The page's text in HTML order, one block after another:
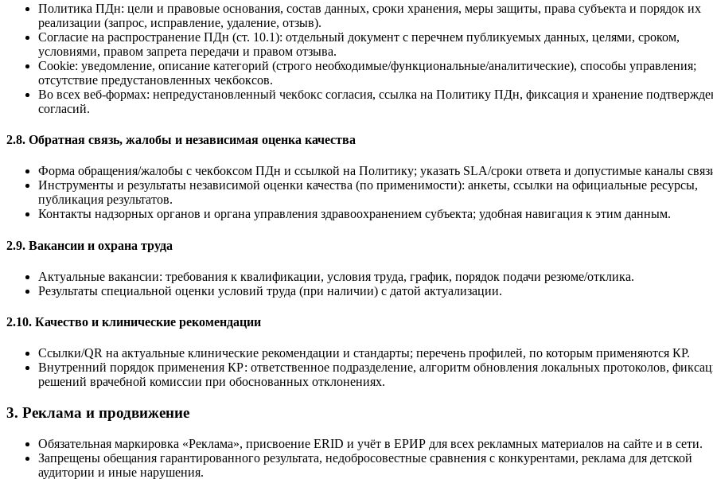
Политика ПДн: цели и правовые основания, состав данных, сроки хранения, меры защиты, права субъекта и порядок их
реализации (запрос, исправление, удаление, отзыв).
Согласие на распространение ПДн (ст. 10.1): отдельный документ с перечнем публикуемых данных, целями, сроком,
условиями, правом запрета передачи и правом отзыва.
Cookie: уведомление, описание категорий (строго необходимые/функциональные/аналитические), способы управления;
отсутствие предустановленных чекбоксов.
Во всех веб-формах: непредустановленный чекбокс согласия, ссылка на Политику ПДн, фиксация и хранение
согласий.
2.8. Обратная связь, жалобы и независимая оценка качества
Форма обращения/жалобы с чекбоксом ПДн и ссылкой на Политику; указать SLA/сроки ответа и допустимые каналы
Инструменты и результаты независимой оценки качества (по применимости): анкеты, ссылки на официальные ресурсы,
публикация результатов.
Контакты надзорных органов и органа управления здравоохранением субъекта; удобная навигация к этим данным.
2.9. Вакансии и охрана труда
Актуальные вакансии: требования к квалификации, условия труда, график, порядок подачи резюме/отклика.
Результаты специальной оценки условий труда (при наличии) с датой актуализации.
2.10. Качество и клинические рекомендации
Ссылки/QR на актуальные клинические рекомендации и стандарты; перечень профилей, по которым применяются КР.
Внутренний порядок применения КР: ответственное подразделение, алгоритм обновления локальных протоколов,
решений врачебной комиссии при обоснованных отклонениях.
3. Реклама и продвижение
Обязательная маркировка «Реклама», присвоение ERID и учёт в ЕРИР для всех рекламных материалов на сайте и в сети.
Запрещены обещания гарантированного результата, недобросовестные сравнения с конкурентами, реклама для детской
аудитории и иные нарушения.